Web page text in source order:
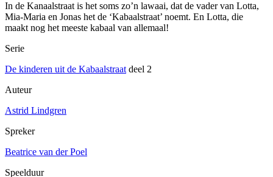
In de Kanaalstraat is het soms zo’n lawaai, dat de vader van Lotta,
Mia-Maria en Jonas het de ‘Kabaalstraat’ noemt. En Lotta, die
maakt nog het meeste kabaal van allemaal!
Serie
De kinderen uit de Kabaalstraat deel 2
Auteur
Astrid Lindgren
Spreker
Beatrice van der Poel
Speelduur